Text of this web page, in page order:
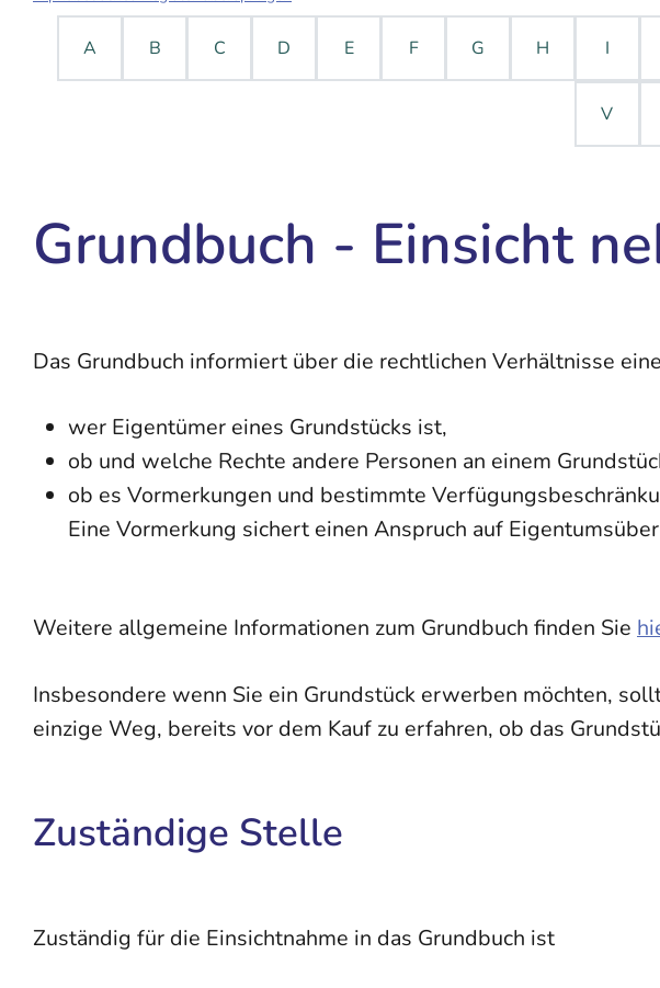
A B C D E F G H I
V
Grundbuch - Einsicht
Das Grundbuch informiert über die rechtlichen Verhältnisse
wer Eigentümer eines Grundstücks ist,
ob und welche Rechte andere Personen an einem
ob es Vormerkungen und bestimmte
Eine Vormerkung sichert einen Anspruch auf
Weitere allgemeine Informationen zum Grundbuch finden Sie
Insbesondere wenn Sie ein Grundstück erwerben möchten,
einzige Weg, bereits vor dem Kauf zu erfahren, ob das
Zuständige Stelle
Zuständig für die Einsichtnahme in das Grundbuch ist